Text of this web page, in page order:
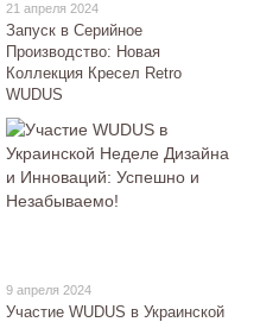
21 апреля 2024
Запуск в Серийное
Производство: Новая
Коллекция Кресел Retro
WUDUS
9 апреля 2024
Участие WUDUS в Украинской